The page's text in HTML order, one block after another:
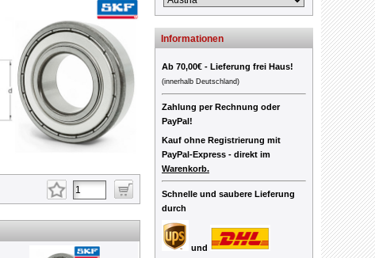
Informationen
Ab 70,00€ - Lieferung frei Haus!
(innerhalb Deutschland)
Zahlung per Rechnung oder
PayPal!
Kauf ohne Registrierung mit
PayPal-Express - direkt im
Warenkorb.
Schnelle und saubere Lieferung
durch
und